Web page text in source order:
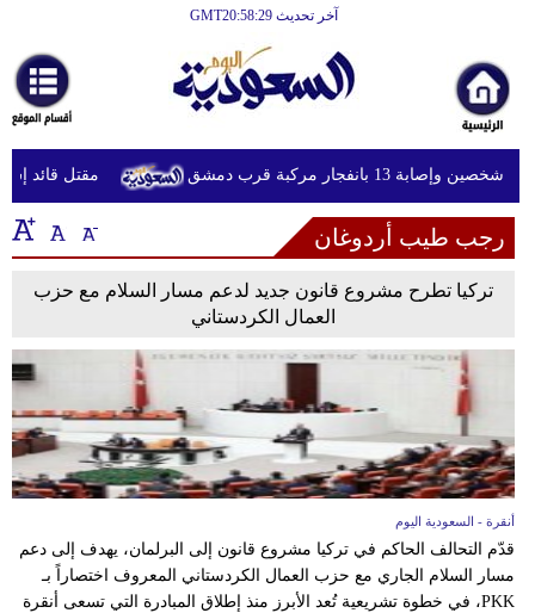
آخر تحديث GMT20:58:29
أخبارعاجلة
رياضة
ثقافة
إقتصاد
فن
أزياء
صحة
وتغذية
وسفر
ديكور
مقتل قائد إس 13 بانفجار مركبة قرب دمشق
رجب طيب أردوغان
تركيا تطرح مشروع قانون جديد لدعم مسار السلام مع حزب
العمال الكردستاني
أنقرة - السعودية اليوم
قدّم التحالف الحاكم في تركيا مشروع قانون إلى البرلمان، يهدف إلى دعم
مسار السلام الجاري مع حزب العمال الكردستاني المعروف اختصاراً بـ
PKK، في خطوة تشريعية تُعد الأبرز منذ إطلاق المبادرة التي تسعى أنقرة